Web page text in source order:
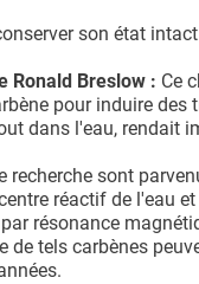
son état
Ronald Breslow : Ce
pour induire
dans l'eau, rendait
recherche sont
réactif de l'eau
résonance
de tels carbènes